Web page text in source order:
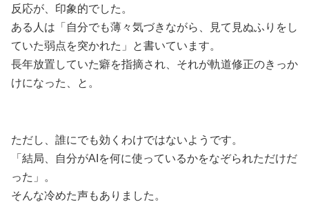
反応が、印象的でした。
ある人は「自分でも薄々気づきながら、見て見ぬふりをし
ていた弱点を突かれた」と書いています。
長年放置していた癖を指摘され、それが軌道修正のきっか
けになった、と。
ただし、誰にでも効くわけではないようです。
「結局、自分がAIを何に使っているかをなぞられただけだ
った」。
そんな冷めた声もありました。